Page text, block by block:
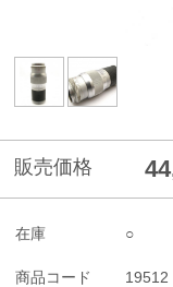
販売価格
在庫 ○
商品コード 19512